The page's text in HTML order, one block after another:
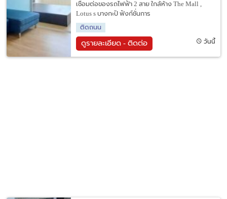
เชื่อมต่อของรถไฟฟ้า 2 สาย ใกล้ห้าง The Mall ,
Lotus s บางกะปิ ฟังก์ชั่นการ
ติดถนน
ดูรายละเอียด - ติดต่อ วันนี้